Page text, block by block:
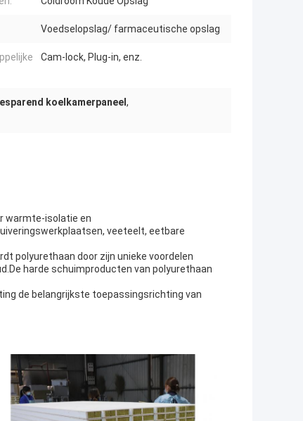
Voedselopslag/ farmaceutische opslag
Cam-lock, Plug-in, enz.
koelkamerpaneel ,
warmte-isolatie en
veeteelt, eetbare
polyurethaan door zijn unieke voordelen
harde schuimproducten van polyurethaan
de belangrijkste toepassingsrichting van